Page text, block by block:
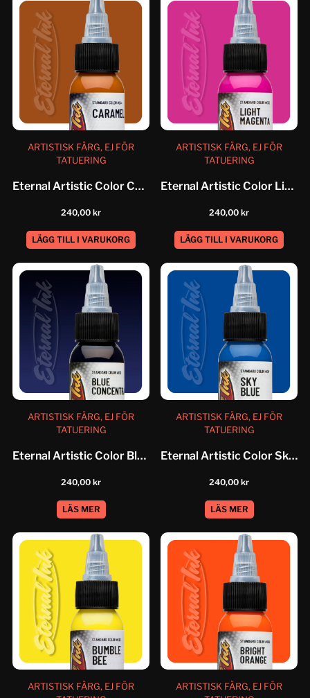
ARTISTISK FÄRG, EJ FÖR
TATUERING
Eternal Artistic Color Caramel
240,00 kr
LÄGG TILL I VARUKORG
ARTISTISK FÄRG, EJ FÖR
TATUERING
Eternal Artistic Color Light Magenta
240,00 kr
LÄGG TILL I VARUKORG
ARTISTISK FÄRG, EJ FÖR
TATUERING
Eternal Artistic Color Blue Concentrate
240,00 kr
LÄS MER
ARTISTISK FÄRG, EJ FÖR
TATUERING
Eternal Artistic Color Sky Blue
240,00 kr
LÄS MER
ARTISTISK FÄRG, EJ FÖR
ARTISTISK FÄRG, EJ FÖR